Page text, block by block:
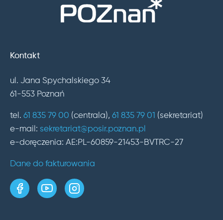
Kontakt
ul. Jana Spychalskiego 34
61-553 Poznań
tel. 61 835 79 00 (centrala), 61 835 79 01 (sekretariat)
e-mail: sekretariat@posir.poznan.pl
e-doręczenia: AE:PL-60859-21453-BVTRC-27
Dane do fakturowania
strona w serwisie Facebook
kanał w serwisie YouTube
profil w serwisie Instagram